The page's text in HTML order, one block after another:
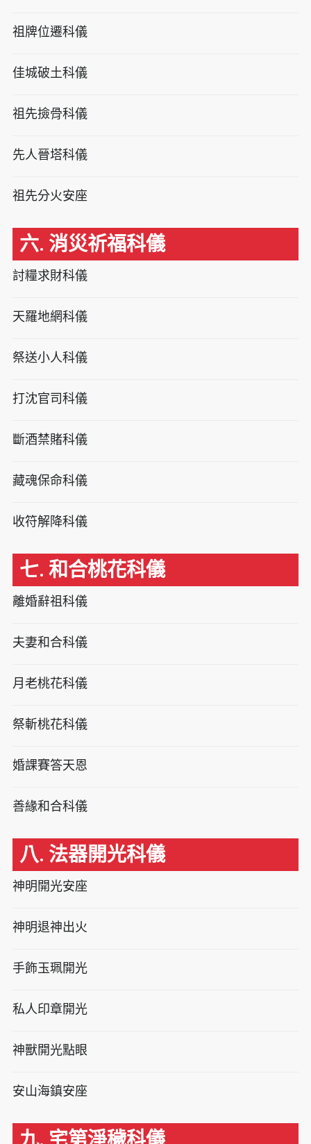
祖牌位遷科儀
佳城破土科儀
祖先撿骨科儀
先人晉塔科儀
祖先分火安座
六. 消災祈福科儀
討糧求財科儀
天羅地網科儀
祭送小人科儀
打沈官司科儀
斷酒禁賭科儀
藏魂保命科儀
收符解降科儀
七. 和合桃花科儀
離婚辭祖科儀
夫妻和合科儀
月老桃花科儀
祭斬桃花科儀
婚課賽答天恩
善緣和合科儀
八. 法器開光科儀
神明開光安座
神明退神出火
手飾玉珮開光
私人印章開光
神獸開光點眼
安山海鎮安座